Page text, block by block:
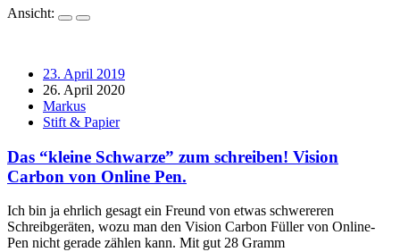
Ansicht:
23. April 2019
26. April 2020
Markus
Stift & Papier
Das “kleine Schwarze” zum schreiben! Vision
Carbon von Online Pen.
Ich bin ja ehrlich gesagt ein Freund von etwas schwereren
Schreibgeräten, wozu man den Vision Carbon Füller von Online-
Pen nicht gerade zählen kann. Mit gut 28 Gramm